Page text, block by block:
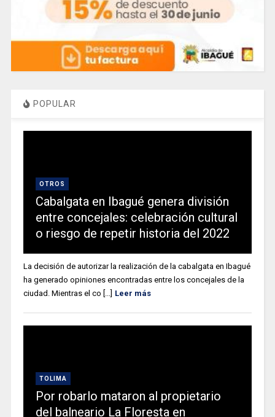
POPULAR
OTROS
Cabalgata en Ibagué genera división
entre concejales: celebración cultural
o riesgo de repetir historia del 2022
La decisión de autorizar la realización de la cabalgata en Ibagué
ha generado opiniones encontradas entre los concejales de la
ciudad. Mientras el co [...] Leer más
TOLIMA
Por robarlo mataron al propietario
del balneario La Floresta en